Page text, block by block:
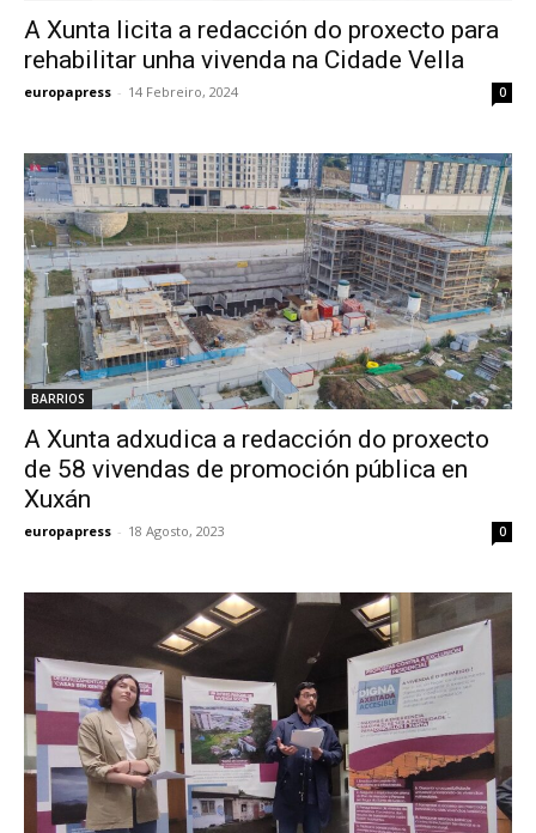
A Xunta licita a redacción do proxecto para
rehabilitar unha vivenda na Cidade Vella
europapress - 14 Febreiro, 2024 0
BARRIOS
A Xunta adxudica a redacción do proxecto
de 58 vivendas de promoción pública en
Xuxán
europapress - 18 Agosto, 2023 0